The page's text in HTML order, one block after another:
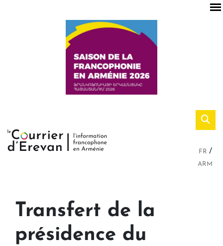
FR
ARM
Transfert de la
présidence du